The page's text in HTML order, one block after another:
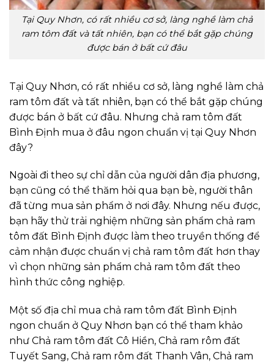
Tại Quy Nhơn, có rất nhiều cơ sở, làng nghề làm chả
ram tôm đất và tất nhiên, bạn có thể bắt gặp chúng
được bán ở bất cứ đâu
Tại Quy Nhơn, có rất nhiều cơ sở, làng nghề làm chả
ram tôm đất và tất nhiên, bạn có thể bắt gặp chúng
được bán ở bất cứ đâu. Nhưng chả ram tôm đất
Bình Định mua ở đâu ngon chuẩn vị tại Quy Nhơn
đây?
Ngoài đi theo sự chỉ dẫn của người dân địa phương,
bạn cũng có thể thăm hỏi qua bạn bè, người thân
đã từng mua sản phẩm ở nơi đây. Nhưng nếu được,
bạn hãy thử trải nghiệm những sản phẩm chả ram
tôm đất Bình Định được làm theo truyền thống để
cảm nhận được chuẩn vị chả ram tôm đất hơn thay
vì chọn những sản phẩm chả ram tôm đất theo
hình thức công nghiệp.
Một số địa chỉ mua chả ram tôm đất Bình Định
ngon chuẩn ở Quy Nhơn bạn có thể tham khảo
như Chả ram tôm đất Cô Hiền, Chả ram rôm đất
Tuyết Sang, Chả ram rôm đất Thanh Vân, Chả ram